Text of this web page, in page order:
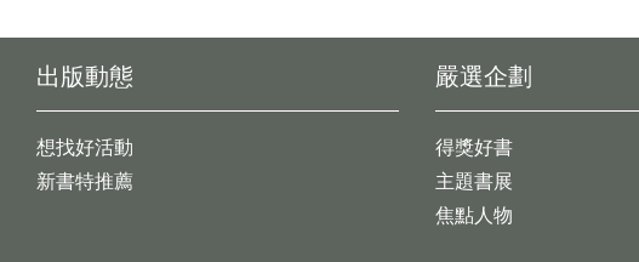
出版動態
想找好活動
新書特推薦
嚴選企劃
得獎好書
主題書展
焦點人物